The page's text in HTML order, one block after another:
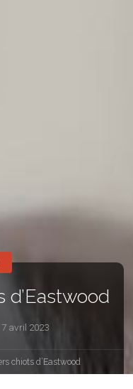
d’Eastwood
7 avril 2023
chiots d’Eastwood